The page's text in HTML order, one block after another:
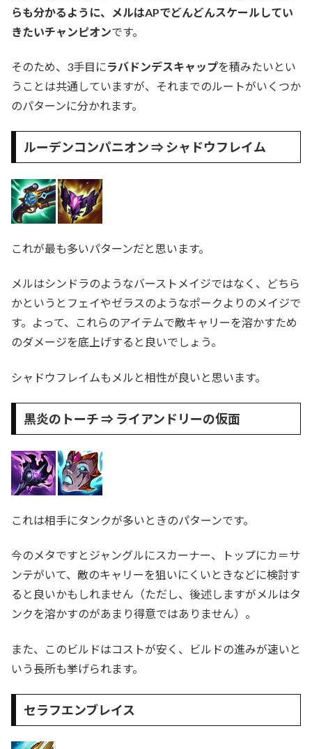
らも分かるように、メルはAPでどんどんスケールしてい
きたいチャンピオンです。
そのため、3手目にラバドンデスキャップを積みたいとい
うことは共通していますが、それまでのルートがいくつか
のパターンに分かれます。
ルーデンコンパニオン ⇒ シャドウフレイム
これが最も多いパターンだと思います。
メルはシンドラのようなバーストメイジではなく、どちら
かというとフェイやゼラスのようなポークよりのメイジで
す。よって、これらのアイテムで敵キャリーを溶かすため
のダメージを底上げすると良いでしょう。
シャドウフレイムもメルと相性が良いと思います。
黒炎のトーチ ⇒ ライアンドリーの仮面
これは相手にタンクが多いときのパターンです。
今のメタですとジャングルにスカーナー、トップにカ＝サ
ンテがいて、敵のキャリーを狙いにくいときなどに検討す
ると良いかもしれません（ただし、後述しますがメルはタ
ンクを溶かすのがあまり得意ではありません）。
また、このビルドはコストが安く、ビルドの進みが速いと
いう長所も挙げられます。
セラフエンブレイス